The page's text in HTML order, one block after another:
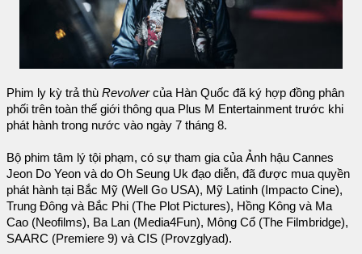
Phim ly kỳ trả thù Revolvercủa Hàn Quốc đã ký hợp đồng phân
phối trên toàn thế giới thông qua Plus M Entertainment trước khi
phát hành trong nước vào ngày 7 tháng 8.
Bộ phim tâm lý tội phạm, có sự tham gia của Ảnh hậu Cannes
Jeon Do Yeon và do Oh Seung Uk đạo diễn, đã được mua quyền
phát hành tại Bắc Mỹ (Well Go USA), Mỹ Latinh (Impacto Cine),
Trung Đông và Bắc Phi (The Plot Pictures), Hồng Kông và Ma
Cao (Neofilms), Ba Lan (Media4Fun), Mông Cổ (The Filmbridge),
SAARC (Premiere 9) và CIS (Provzglyad).